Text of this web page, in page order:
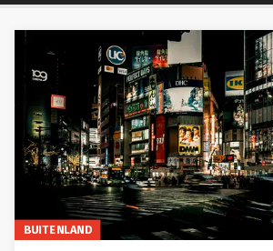
BUITENLAND